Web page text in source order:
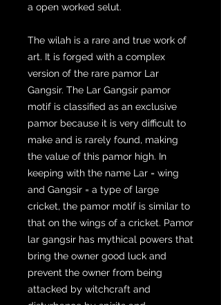
a open worked selut.
The wilah is a rare and true work of
art. It is forged with a complex
version of the rare pamor Lar
Gangsir. The Lar Gangsir pamor
motif is classified as an exclusive
pamor because it is very difficult to
make and is rarely found, making
the value of this pamor high. In
keeping with the name Lar = wing
and Gangsir = a type of large
cricket, the pamor motif is similar to
that on the wings of a cricket. Pamor
lar gangsir has mythical powers that
bring the owner good luck and
prevent the owner from being
attacked by witchcraft and